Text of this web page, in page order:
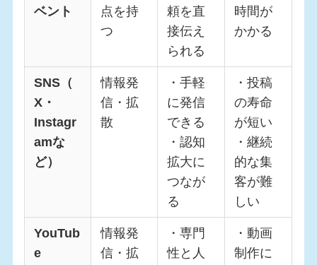
ベント
点を持
つ
頼を直
接伝え
られる
時間が
かかる
SNS（
X・
Instagr
amな
ど）
情報発
信・拡
散
・手軽
に発信
できる
・認知
拡大に
つなが
る
・投稿
の寿命
が短い
・継続
的な集
客が難
しい
YouTub
e
情報発
信・拡
・専門
性と人
・動画
制作に